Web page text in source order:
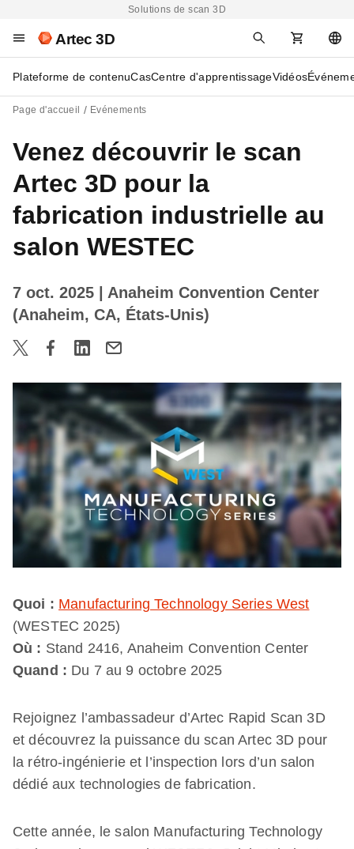
Solutions de scan 3D
Artec 3D
Plateforme de contenuCasCentre d'apprentissageVidéos
Page d'accueil Evénements
Venez découvrir le scan
Artec 3D pour la
fabrication industrielle au
salon WESTEC
7 oct. 2025
| Anaheim Convention Center
(Anaheim, CA, États-Unis)
Quoi : Manufacturing Technology Series West
(WESTEC 2025)
Où : Stand 2416, Anaheim Convention Center
Quand : Du 7 au 9 octobre 2025
Rejoignez l’ambassadeur d’Artec Rapid Scan 3D
et découvrez la puissance du scan Artec 3D pour
la rétro-ingénierie et l’inspection lors d’un salon
dédié aux technologies de fabrication.
Cette année, le salon Manufacturing Technology